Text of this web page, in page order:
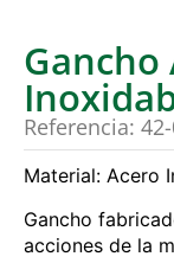
Gancho
Referencia:
Material: Acero
Gancho
acciones de la